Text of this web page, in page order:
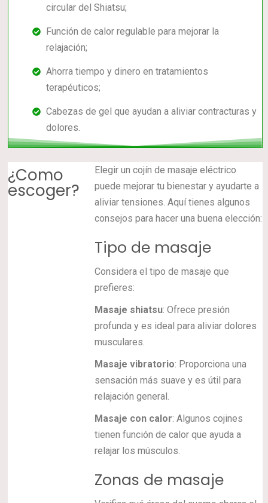
circular del Shiatsu;
Función de calor regulable para mejorar la
relajación;
Ahorra tiempo y dinero en tratamientos
terapéuticos;
Cabezas de gel que ayudan a aliviar contracturas y
dolores.
¿Como
escoger?
Elegir un cojín de masaje eléctrico
puede mejorar tu bienestar y ayudarte a
aliviar tensiones. Aquí tienes algunos
consejos para hacer una buena elección:
Tipo de masaje
Considera el tipo de masaje que
prefieres:
Masaje shiatsu: Ofrece presión
profunda y es ideal para aliviar dolores
musculares.
Masaje vibratorio: Proporciona una
sensación más suave y es útil para
relajación general.
Masaje con calor: Algunos cojines
tienen función de calor que ayuda a
relajar los músculos.
Zonas de masaje